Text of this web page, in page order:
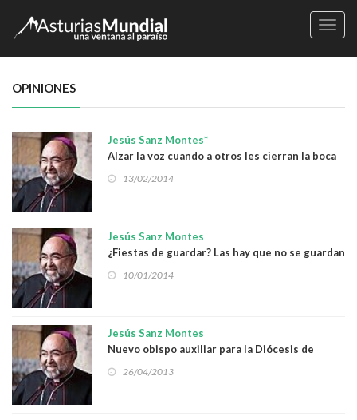
OPINIONES
Jesús Sanz Montes*
Alzar la voz cuando a otros les cierran la boca
13/02/2014
Jesús Sanz Montes
¿Fiestas de guardar? Las hay que no se guardan
10/01/2014
Jesús Sanz Montes
Nuevo obispo auxiliar para la Diócesis de
Oviedo
26/04/2013